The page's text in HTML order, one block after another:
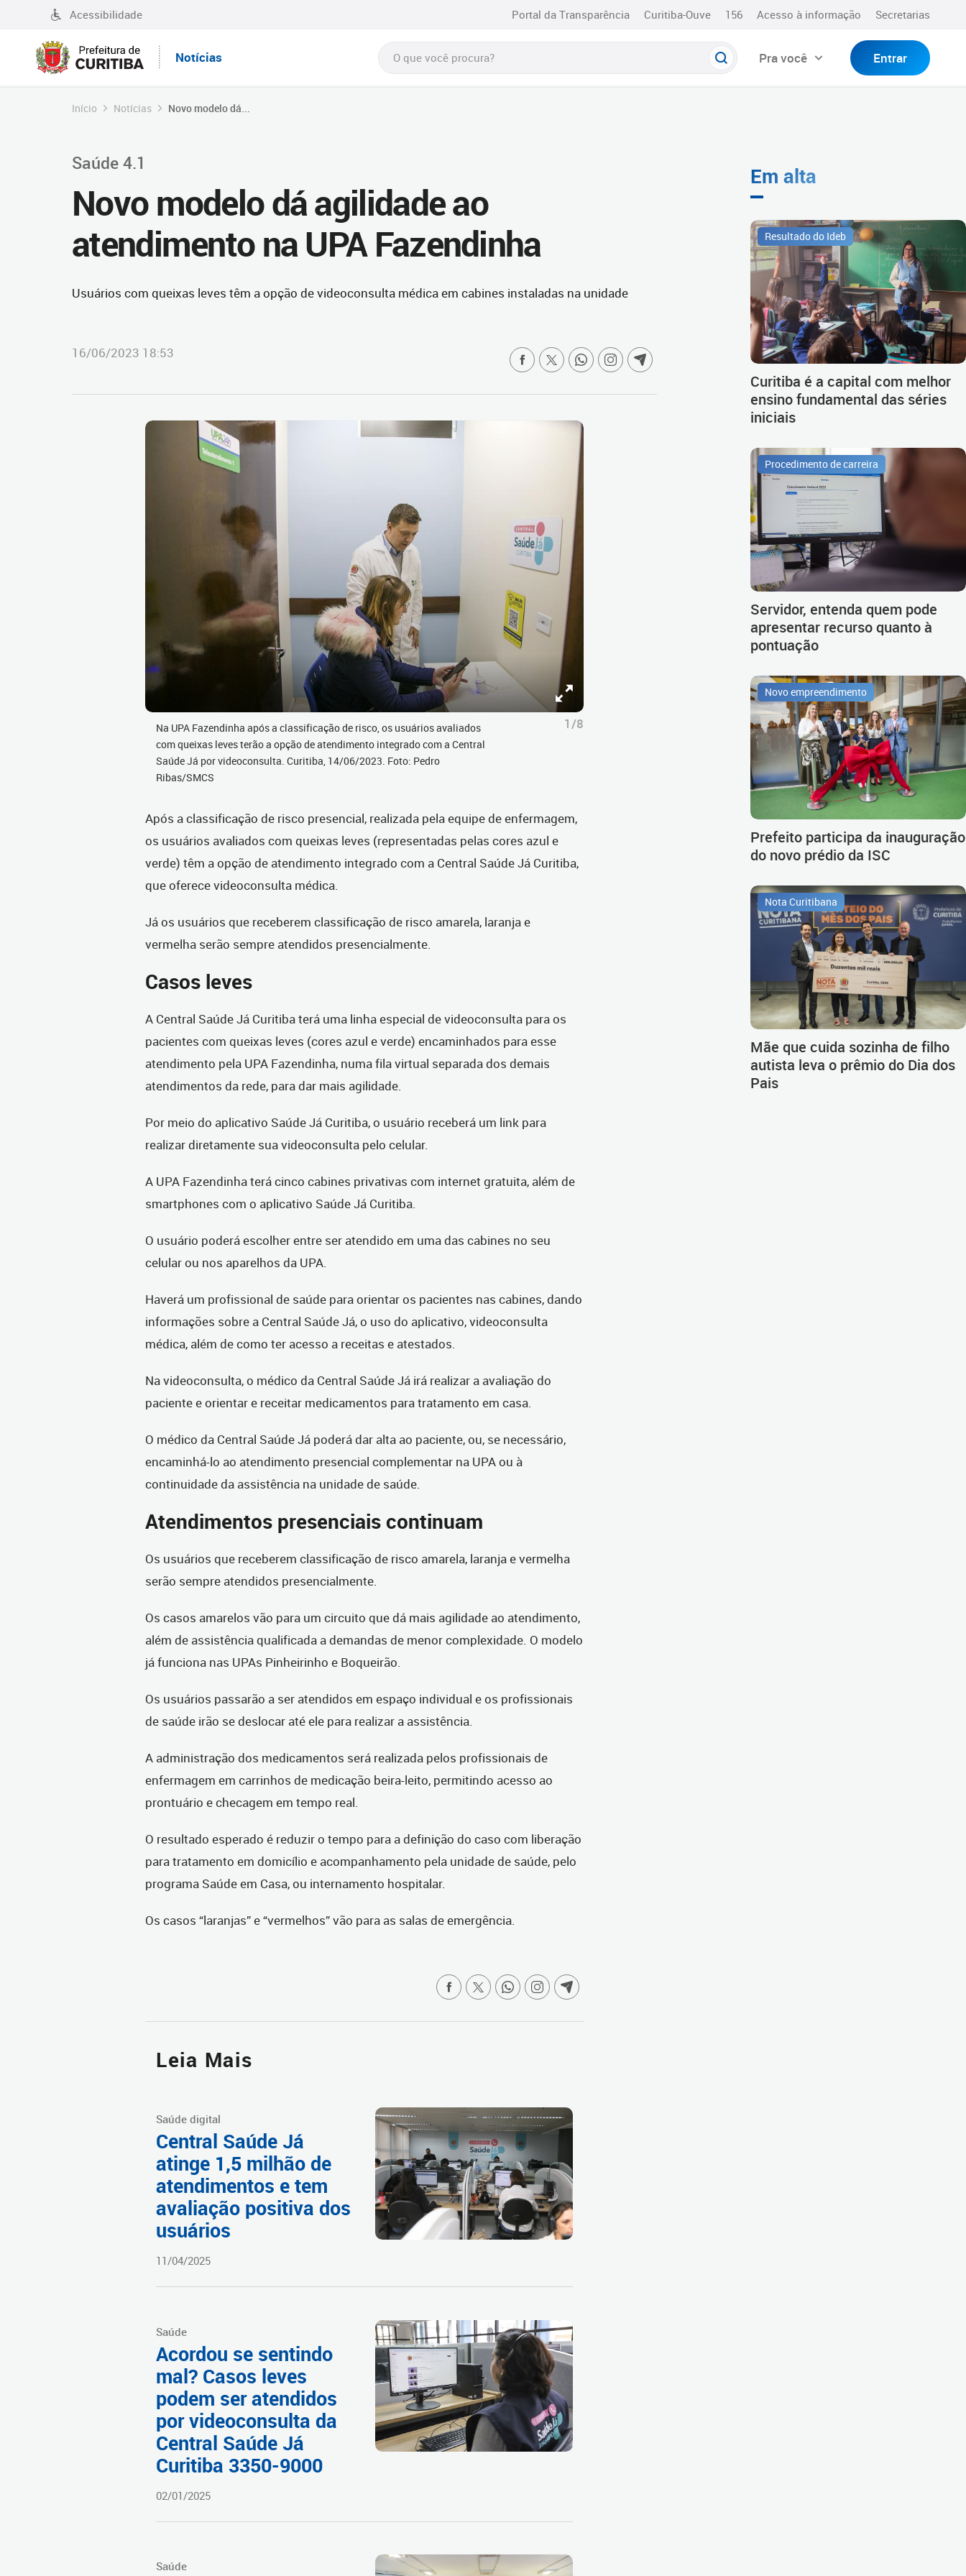
Acessibilidade Portal da Transparência Curitiba-Ouve 156 Acesso à informação Secretarias
Notícias Pra você Entrar
Início Notícias Novo modelo dá...
Saúde 4.1
Novo modelo dá agilidade ao
atendimento na UPA Fazendinha
Usuários com queixas leves têm a opção de videoconsulta médica em cabines instaladas na unidade
16/06/2023 18:53
Na UPA Fazendinha após a classificação de risco, os usuários avaliados
com queixas leves terão a opção de atendimento integrado com a Central
Saúde Já por videoconsulta. Curitiba, 14/06/2023. Foto: Pedro
Ribas/SMCS
1/8
Após a classificação de risco presencial, realizada pela equipe de enfermagem,
os usuários avaliados com queixas leves (representadas pelas cores azul e
verde) têm a opção de atendimento integrado com a Central Saúde Já Curitiba,
que oferece videoconsulta médica.
Já os usuários que receberem classificação de risco amarela, laranja e
vermelha serão sempre atendidos presencialmente.
Casos leves
A Central Saúde Já Curitiba terá uma linha especial de videoconsulta para os
pacientes com queixas leves (cores azul e verde) encaminhados para esse
atendimento pela UPA Fazendinha, numa fila virtual separada dos demais
atendimentos da rede, para dar mais agilidade.
Por meio do aplicativo Saúde Já Curitiba, o usuário receberá um link para
realizar diretamente sua videoconsulta pelo celular.
A UPA Fazendinha terá cinco cabines privativas com internet gratuita, além de
smartphones com o aplicativo Saúde Já Curitiba.
O usuário poderá escolher entre ser atendido em uma das cabines no seu
celular ou nos aparelhos da UPA.
Haverá um profissional de saúde para orientar os pacientes nas cabines, dando
informações sobre a Central Saúde Já, o uso do aplicativo, videoconsulta
médica, além de como ter acesso a receitas e atestados.
Na videoconsulta, o médico da Central Saúde Já irá realizar a avaliação do
paciente e orientar e receitar medicamentos para tratamento em casa.
O médico da Central Saúde Já poderá dar alta ao paciente, ou, se necessário,
encaminhá-lo ao atendimento presencial complementar na UPA ou à
continuidade da assistência na unidade de saúde.
Atendimentos presenciais continuam
Os usuários que receberem classificação de risco amarela, laranja e vermelha
serão sempre atendidos presencialmente.
Os casos amarelos vão para um circuito que dá mais agilidade ao atendimento,
além de assistência qualificada a demandas de menor complexidade. O modelo
já funciona nas UPAs Pinheirinho e Boqueirão.
Os usuários passarão a ser atendidos em espaço individual e os profissionais
de saúde irão se deslocar até ele para realizar a assistência.
A administração dos medicamentos será realizada pelos profissionais de
enfermagem em carrinhos de medicação beira-leito, permitindo acesso ao
prontuário e checagem em tempo real.
O resultado esperado é reduzir o tempo para a definição do caso com liberação
para tratamento em domicílio e acompanhamento pela unidade de saúde, pelo
programa Saúde em Casa, ou internamento hospitalar.
Os casos “laranjas” e “vermelhos” vão para as salas de emergência.
Leia Mais
Saúde digital
Central Saúde Já
atinge 1,5 milhão de
atendimentos e tem
avaliação positiva dos
usuários
11/04/2025
Saúde
Acordou se sentindo
mal? Casos leves
podem ser atendidos
por videoconsulta da
Central Saúde Já
Curitiba 3350-9000
02/01/2025
Saúde
Em alta
Resultado do Ideb
Curitiba é a capital com melhor
ensino fundamental das séries
iniciais
Procedimento de carreira
Servidor, entenda quem pode
apresentar recurso quanto à
pontuação
Novo empreendimento
Prefeito participa da inauguração
do novo prédio da ISC
Nota Curitibana
Mãe que cuida sozinha de filho
autista leva o prêmio do Dia dos
Pais